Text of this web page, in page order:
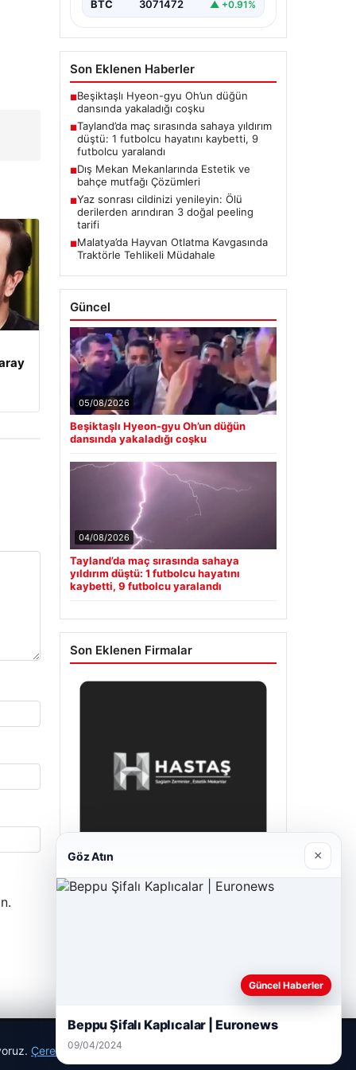
BTC 3071472 ▲ +0.91%
Son Eklenen Haberler
■Beşiktaşlı Hyeon-gyu Oh’un düğün
dansında yakaladığı coşku
■Tayland’da maç sırasında sahaya yıldırım
düştü: 1 futbolcu hayatını kaybetti, 9
futbolcu yaralandı
■Dış Mekan Mekanlarında Estetik ve
bahçe mutfağı Çözümleri
■Yaz sonrası cildinizi yenileyin: Ölü
derilerden arındıran 3 doğal peeling
tarifi
■Malatya’da Hayvan Otlatma Kavgasında
Traktörle Tehlikeli Müdahale
Güncel
05/08/2026
Beşiktaşlı Hyeon-gyu Oh’un düğün
dansında yakaladığı coşku
04/08/2026
Tayland’da maç sırasında sahaya
yıldırım düştü: 1 futbolcu hayatını
kaybetti, 9 futbolcu yaralandı
Son Eklenen Firmalar
Hastaş Beton
Çerez Politikamız
Göz Atın ×
Güncel Haberler
Beppu Şifalı Kaplıcalar | Euronews
09/04/2024